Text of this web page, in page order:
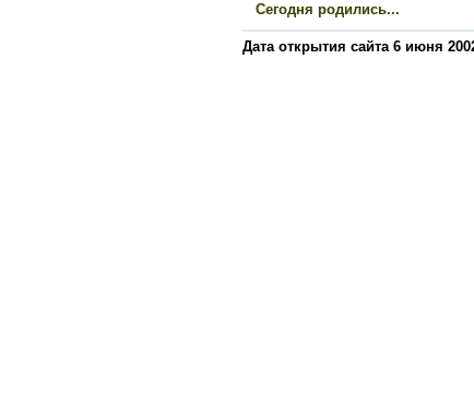
Сегодня родились...
Дата открытия сайта 6 июня